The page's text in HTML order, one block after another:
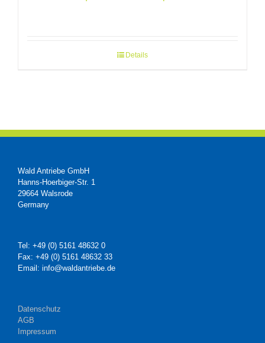
Details
Wald Antriebe GmbH
Hanns-Hoerbiger-Str. 1
29664 Walsrode
Germany
Tel: +49 (0) 5161 48632 0
Fax: +49 (0) 5161 48632 33
Email: info@waldantriebe.de
Datenschutz
AGB
Impressum